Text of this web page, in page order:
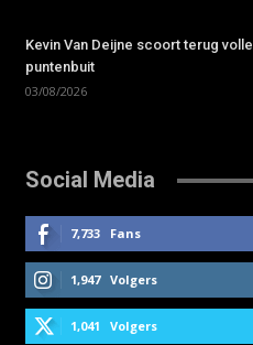
Kevin Van Deijne scoort terug volle
puntenbuit
03/08/2026
Social Media
7,733 Fans
1,947 Volgers
1,041 Volgers